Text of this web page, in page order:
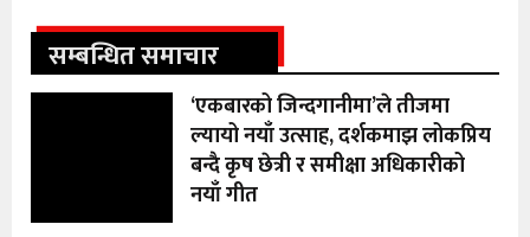
सम्बन्धित समाचार
‘एकबारको जिन्दगानीमा’ले तीजमा
ल्यायो नयाँ उत्साह, दर्शकमाझ लोकप्रिय
बन्दै कृष छेत्री र समीक्षा अधिकारीको
नयाँ गीत